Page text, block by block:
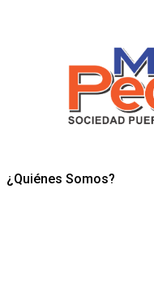
¿Quiénes Somos?